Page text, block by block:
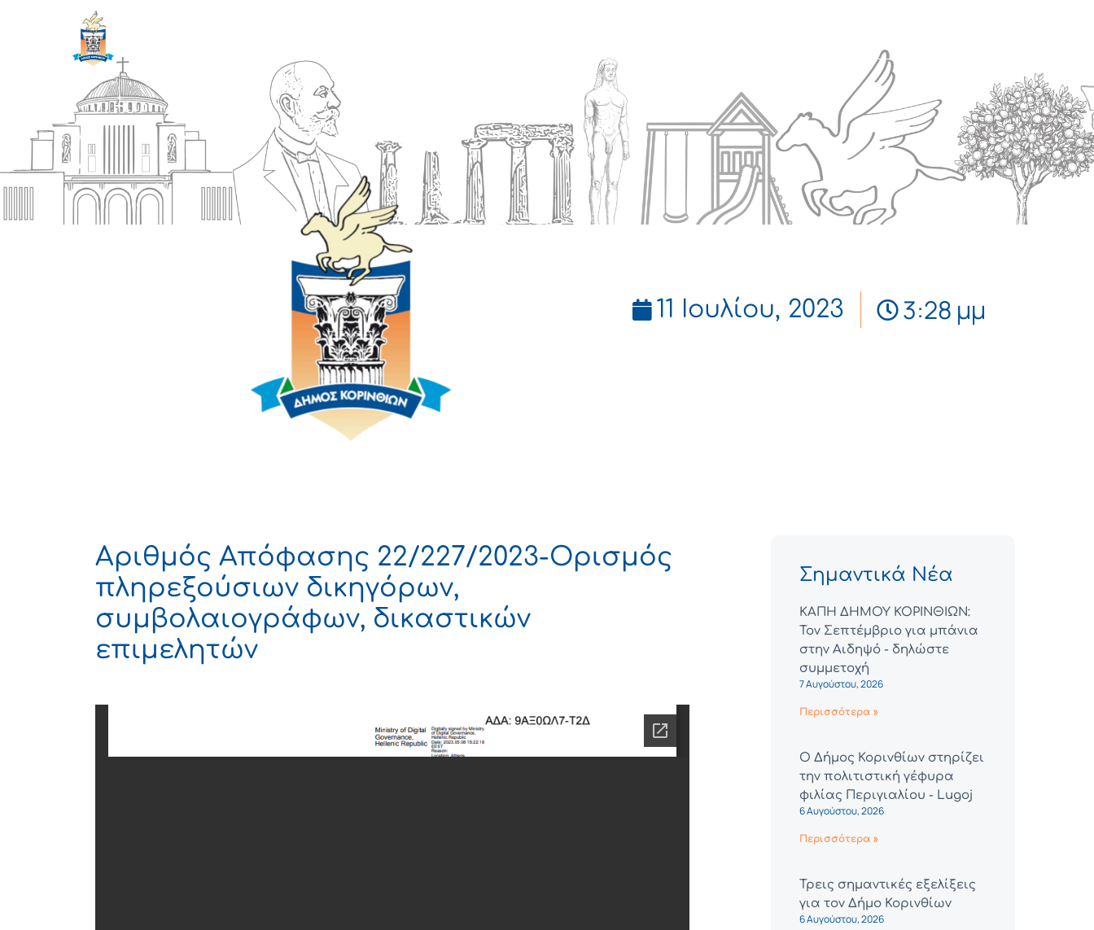
11 Ιουλίου, 2023 3:28 μμ
Αριθμός Απόφασης 22/227/2023-Ορισμός
πληρεξούσιων δικηγόρων,
συμβολαιογράφων, δικαστικών
επιμελητών
Σημαντικά Νέα
ΚΑΠΗ ΔΗΜΟΥ ΚΟΡΙΝΘΙΩΝ:
Τον Σεπτέμβριο για μπάνια
στην Αιδηψό - δηλώστε
συμμετοχή
7 Αυγούστου, 2026
Περισσότερα »
Ο Δήμος Κορινθίων στηρίζει
την πολιτιστική γέφυρα
φιλίας Περιγιαλίου - Lugoj
6 Αυγούστου, 2026
Περισσότερα »
Τρεις σημαντικές εξελίξεις
για τον Δήμο Κορινθίων
6 Αυγούστου, 2026